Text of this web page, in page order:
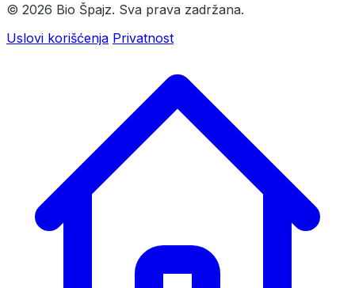
© 2026 Bio Špajz. Sva prava zadržana.
Uslovi korišćenja Privatnost